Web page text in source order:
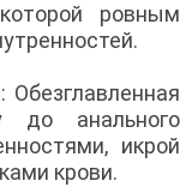
ровным
Обезглавленная
до анального
икрой
крови.